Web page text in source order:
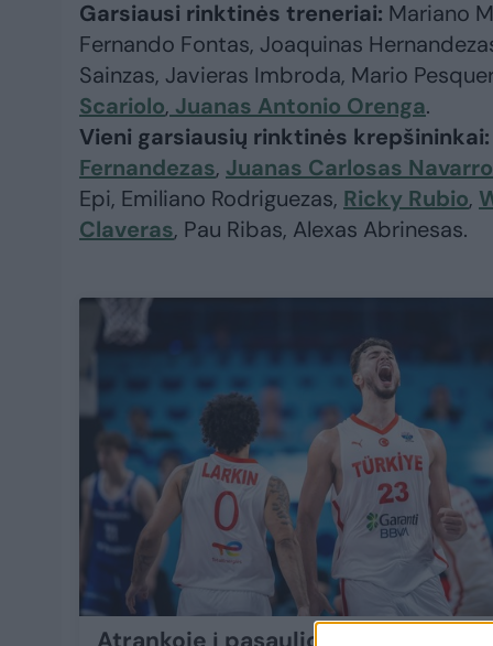
Garsiausi rinktinės treneriai: Mariano
Fernando Fontas, Joaquinas
Sainzas, Javieras Imbroda, Mario
Scariolo, Juanas Antonio Orenga.
Vieni garsiausių rinktinės krepšininkai:
Fernandezas, Juanas Carlosas Navarro
Epi, Emiliano Rodriguezas, Ricky Rubio,
Claveras, Pau Ribas, Alexas Abrinesas.